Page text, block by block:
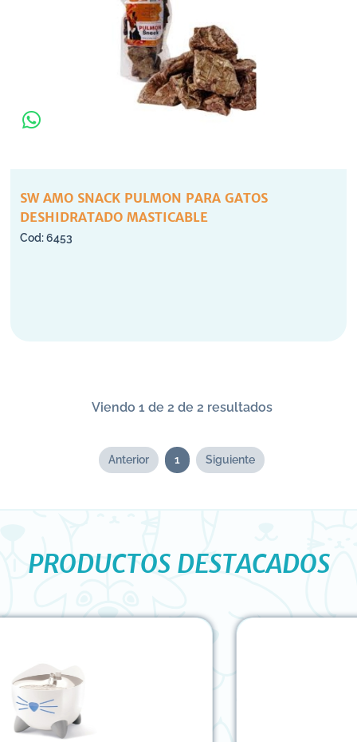
SW AMO SNACK PULMON PARA GATOS
DESHIDRATADO MASTICABLE
6453
Viendo 1 de 2 de 2 resultados
Anterior 1 Siguiente
PRODUCTOS DESTACADOS